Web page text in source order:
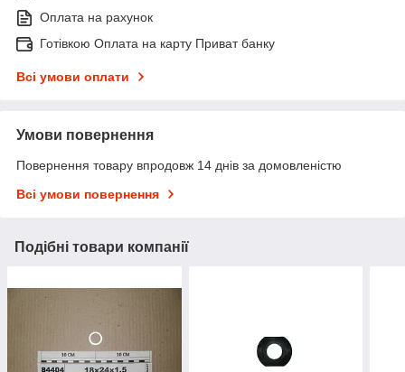
Оплата на рахунок
Готівкою Оплата на карту Приват банку
Всі умови оплати
Умови повернення
Повернення товару впродовж 14 днів за домовленістю
Всі умови повернення
Подібні товари компанії